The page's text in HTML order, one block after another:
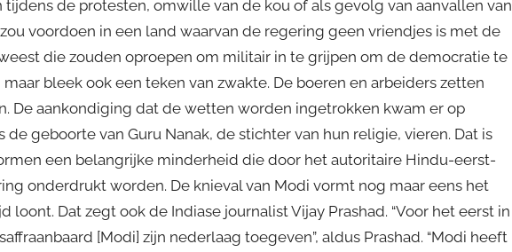
de protesten, omwille van de kou of als gevolg van aanvallen van
voordoen in een land waarvan de regering geen vriendjes is met de
die zouden oproepen om militair in te grijpen om de democratie te
bleek ook een teken van zwakte. De boeren en arbeiders zetten
De aankondiging dat de wetten worden ingetrokken kwam er op
de geboorte van Guru Nanak, de stichter van hun religie, vieren. Dat is
een belangrijke minderheid die door het autoritaire Hindu-eerst-
onderdrukt worden. De knieval van Modi vormt nog maar eens het
Dat zegt ook de Indiase journalist Vijay Prashad. “Voor het eerst in
[Modi] zijn nederlaag toegeven”, aldus Prashad. “Modi heeft